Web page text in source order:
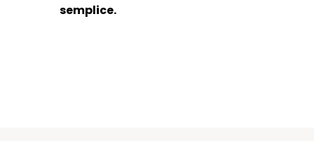
semplice.